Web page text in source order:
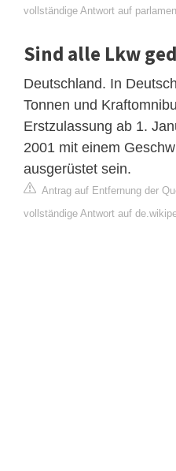
vollständige Antwort auf
Sind alle Lkw
Deutschland. In
Tonnen und
Erstzulassung ab 1.
2001 mit einem
ausgerüstet sein.
Antrag auf Entfernung der
vollständige Antwort auf